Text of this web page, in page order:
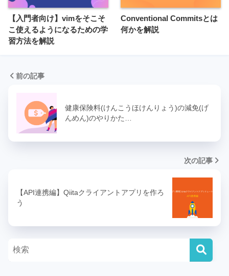
【入門者向け】vimをそこそ
こ使えるようになるための学
習方法を解説
Conventional Commitsとは
何かを解説
前の記事
健康保険料(けんこうほけんりょう)の減免(げ
んめん)のやりかた…
次の記事
【API連携編】Qiitaクライアントアプリを作ろ
う